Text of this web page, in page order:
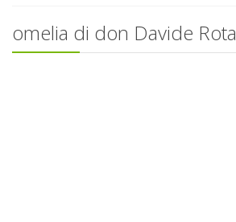
omelia di don Davide Rota